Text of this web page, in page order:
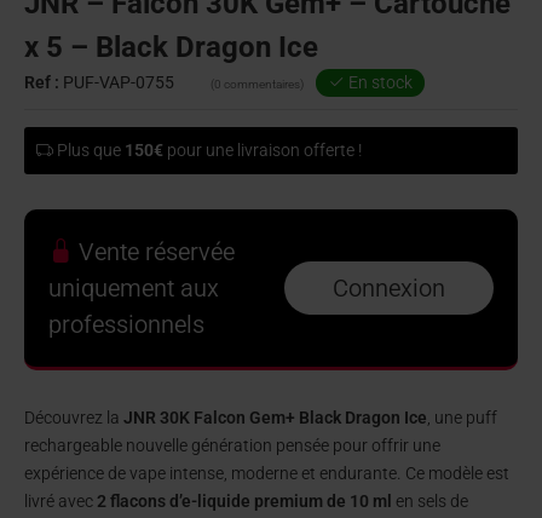
x 5 – Black Dragon Ice
Ref : PUF-VAP-0755 (0 commentaires) En stock
Plus que 150€ pour une livraison offerte !
Vente réservée
uniquement aux
professionnels
Connexion
Découvrez la JNR 30K Falcon Gem+ Black Dragon Ice , une puff
rechargeable nouvelle génération pensée pour offrir une
expérience de vape intense, moderne et endurante. Ce modèle est
livré avec 2 flacons d’e-liquide premium de 10 ml en sels de